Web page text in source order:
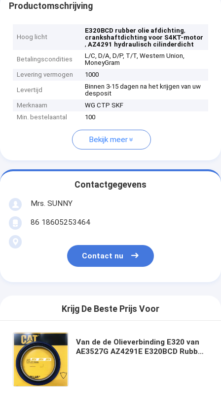
Productomschrijving
Hoog licht
E320BCD rubber olie afdichting,
crankshaftdichting voor S4KT-motor
,AZ4291 hydraulisch cilinderdicht
Betalingscondities
L/C, D/A, D/P, T/T, Western Union,
MoneyGram
Levering vermogen
1000
Levertijd
Binnen 3-15 dagen na het krijgen van uw
desposit
Merknaam
WG CTP SKF
Min. bestelaantal
100
Bekijk meer
Contactgegevens
Mrs. SUNNY
86 18605253464
Contact nu
Krijg De Beste Prijs Voor
Van de de Olieverbinding E320 van
AE3527G AZ4291E E320BCD Rubber